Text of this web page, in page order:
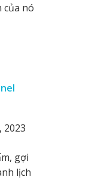
của nó
2023
gợi
lịch